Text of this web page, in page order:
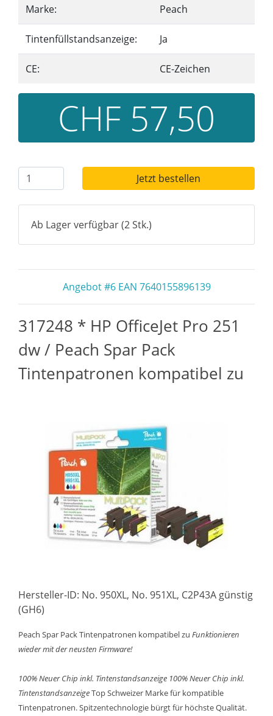
Marke: Peach
Tintenfüllstandsanzeige: Ja
CE: CE-Zeichen
CHF 57,50
Jetzt bestellen
Ab Lager verfügbar (2 Stk.)
Angebot #6 EAN 7640155896139
317248 * HP OfficeJet Pro 251
dw / Peach Spar Pack
Tintenpatronen kompatibel zu
Hersteller-ID: No. 950XL, No. 951XL, C2P43A günstig
(GH6)
Peach Spar Pack Tintenpatronen kompatibel zu Funktionieren
wieder mit der neusten Firmware!
100% Neuer Chip inkl. Tintenstandsanzeige 100% Neuer Chip inkl.
TintenstandsanzeigeTop Schweizer Marke für kompatible
Tintenpatronen. Spitzentechnologie bürgt für höchste Qualität.